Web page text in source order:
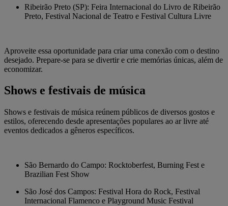
Ribeirão Preto (SP): Feira Internacional do Livro de Ribeirão
Preto, Festival Nacional de Teatro e Festival Cultura Livre
Aproveite essa oportunidade para criar uma conexão com o destino
desejado. Prepare-se para se divertir e crie memórias únicas, além de
economizar.
Shows e festivais de música
Shows e festivais de música reúnem públicos de diversos gostos e
estilos, oferecendo desde apresentações populares ao ar livre até
eventos dedicados a gêneros específicos.
São Bernardo do Campo: Rocktoberfest, Burning Fest e
Brazilian Fest Show
São José dos Campos: Festival Hora do Rock, Festival
Internacional Flamenco e Playground Music Festival